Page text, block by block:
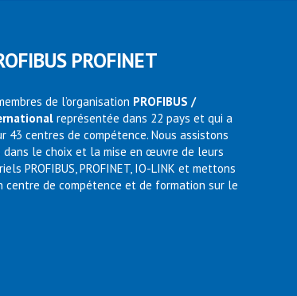
PROFINET
de l’organisation PROFIBUS /
représentée dans 22 pays et qui a
43 centres de compétence. Nous assistons
le choix et la mise en œuvre de leurs
PROFIBUS, PROFINET, IO-LINK et mettons
centre de compétence et de formation sur le